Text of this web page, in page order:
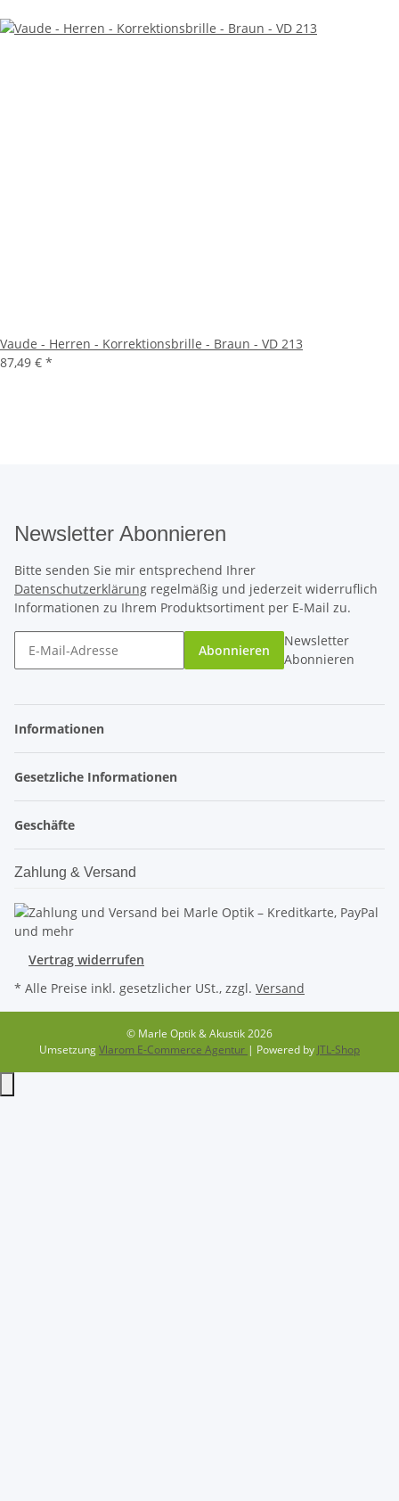
Vaude - Herren - Korrektionsbrille - Braun - VD 213
87,49 € *
Newsletter Abonnieren
Bitte senden Sie mir entsprechend Ihrer
Datenschutzerklärung regelmäßig und jederzeit widerruflich
Informationen zu Ihrem Produktsortiment per E-Mail zu.
Abonnieren
Newsletter
Abonnieren
Informationen
Gesetzliche Informationen
Geschäfte
Zahlung & Versand
Vertrag widerrufen
* Alle Preise inkl. gesetzlicher USt., zzgl. Versand
© Marle Optik & Akustik 2026
UmsetzungVlarom E-Commerce Agentur | Powered by JTL-Shop